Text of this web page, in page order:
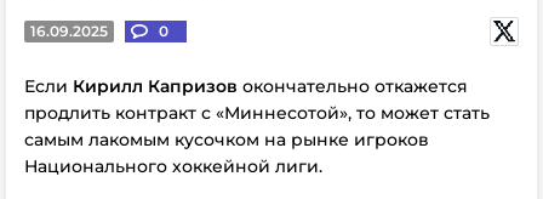
16.09.2025 0
Если Кирилл Капризов окончательно откажется
продлить контракт с «Миннесотой», то может стать
самым лакомым кусочком на рынке игроков
Национального хоккейной лиги.